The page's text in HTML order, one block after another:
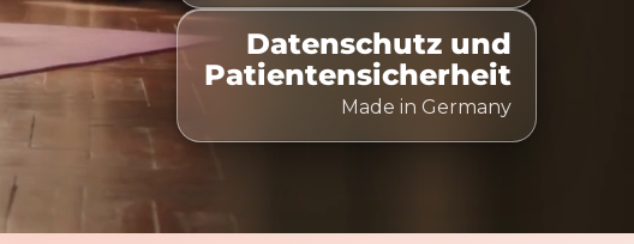
Datenschutz und
Patientensicherheit
Made in Germany